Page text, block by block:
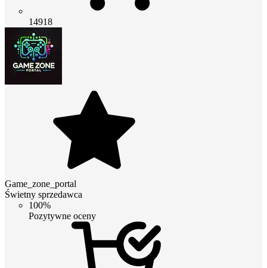
14918
Game_zone_portal
Świetny sprzedawca
100%
Pozytywne oceny